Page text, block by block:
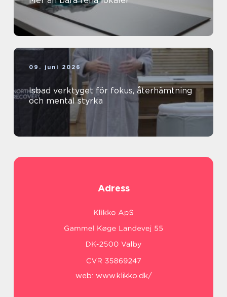
09. juni 2026
Isbad verktyget för fokus, återhämtning
och mental styrka
Adress
web: www.klikko.dk/